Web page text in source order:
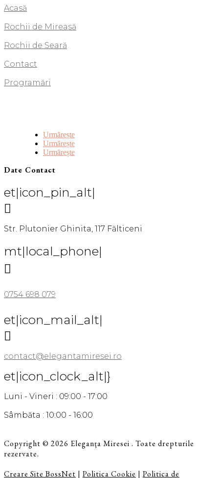
Acasă
Rochii de Mireasă
Rochii de Seară
Contact
Programări
Urmărește
Urmărește
Urmărește
Date Contact
et|icon_pin_alt|

Str. Plutonier Ghinita, 117 Fălticeni
mt|local_phone|

0754 698 079
et|icon_mail_alt|

contact@elegantamiresei.ro
et|icon_clock_alt|}
Luni - Vineri : 09:00 - 17:00
Sâmbăta : 10:00 - 16:00
Copyright © 2026 Eleganța Miresei . Toate drepturile
rezervate.
Creare Site BossNet | Politica Cookie | Politica de